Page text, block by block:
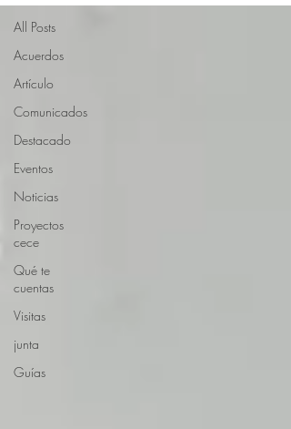
All Posts
Acuerdos
Artículo
Comunicados
Destacado
Eventos
Noticias
Proyectos
cece
Qué te
cuentas
Visitas
junta
Guías